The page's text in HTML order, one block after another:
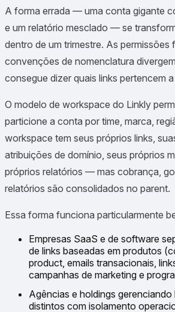
A forma errada — uma conta gigante
e um relatório mesclado — se
dentro de um trimestre. As permissões
convenções de nomenclatura
consegue dizer quais links pertencem
O modelo de workspace do Linkly
particione a conta por time, marca,
workspace tem seus próprios links,
atribuições de domínio, seus próprios
próprios relatórios — mas cobrança,
relatórios são consolidados no parent.
Essa forma funciona particularmente
Empresas SaaS e de software
de links baseadas em produtos
product, emails transacionais,
campanhas de marketing e
Agências e holdings gerenciando
distintos com isolamento